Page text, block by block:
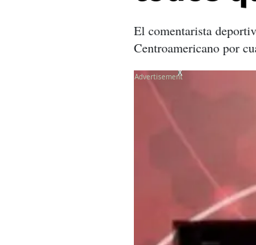
El comentarista
Centroamericano por
X
X